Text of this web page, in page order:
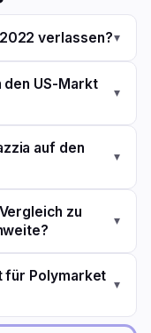
verlassen?▾
US-Markt
▾
auf den
▾
zu
▾
für Polymarket
▾